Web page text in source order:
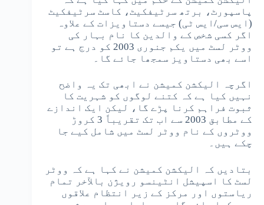
پاسپورٹ، برتھ سرٹیفکیٹ، کاسٹ سرٹیفکیٹ
(ایس سی/ایس ٹی) جیسے دستاویزات کے علاوہ
اگر کسی شخص کے والدین کا نام بہار کی
ووٹر لسٹ میں یکم جنوری 2003 کو درج ہے تو
اسے بھی دستاویز سمجھا جائے گا۔
اگرچہ الیکشن کمیشن نے ابھی تک یہ واضح
نہیں کیا ہے کہ کتنے لوگوں کو شہریت کا
ثبوت فراہم کرنا پڑے گا، لیکن ایک اندازے
کے مطابق 2003 سے اب تک تقریباً 3 کروڑ
ووٹروں کے نام ووٹر لسٹ میں شامل کیے جا
چکے ہیں۔
بتادیں کہ الیکشن کمیشن نے کہا ہے کہ ووٹر
لسٹ کا اسپیشل انٹینسو رویژن بالآخر تمام
ریاستوں اور مرکز کے زیر انتظام علاقوں